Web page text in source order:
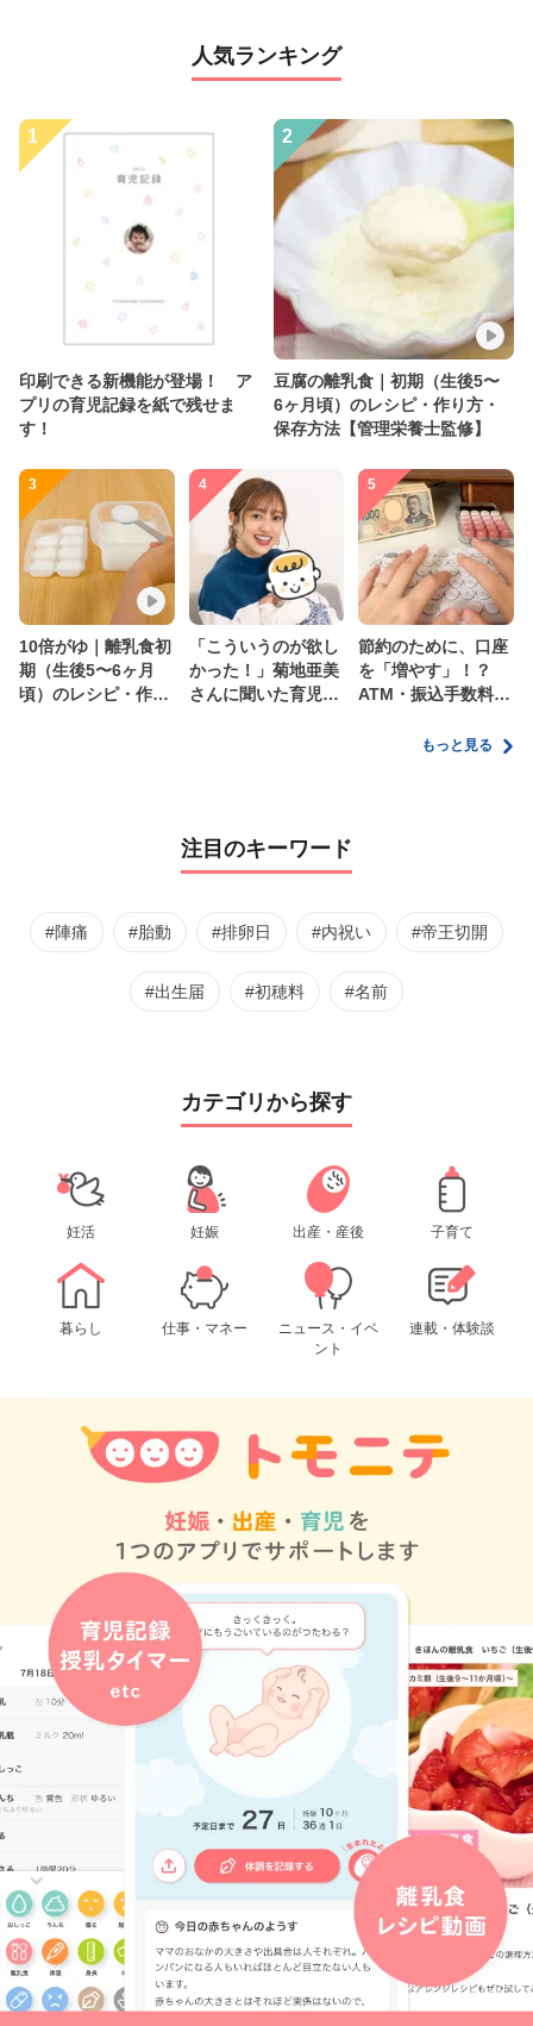
人気ランキング
1
印刷できる新機能が登場！ ア
プリの育児記録を紙で残せま
す！
2
豆腐の離乳食｜初期（生後5〜
6ヶ月頃）のレシピ・作り方・
保存方法【管理栄養士監修】
3
10倍がゆ｜離乳食初
期（生後5〜6ヶ月
頃）のレシピ・作り
4
「こういうのが欲し
かった！」菊地亜美
さんに聞いた育児
5
節約のために、口座
を「増やす」！？
ATM・振込手数料の
家計管理術もっと見る
注目のキーワード
#陣痛 #胎動 #排卵日 #内祝い #帝王切開
#出生届 #初穂料 #名前
カテゴリから探す
妊活 妊娠 出産・産後 子育て
暮らし 仕事・マネー
ニュース・イベ
ント
連載・体験談